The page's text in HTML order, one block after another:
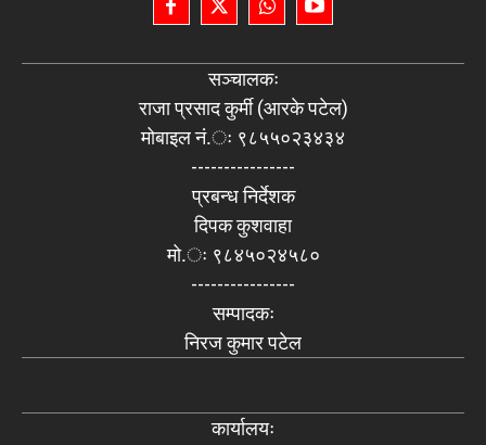
सञ्चालकः
राजा प्रसाद कुर्मी (आरके पटेल)
मोबाइल नं.ः ९८५५०२३४३४
----------------
प्रबन्ध निर्देशक
दिपक कुशवाहा
मो.ः ९८४५०२४५८०
----------------
सम्पादकः
निरज कुमार पटेल
कार्यालयः